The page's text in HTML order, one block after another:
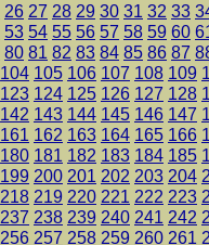
26 27 28 29 30 31 32 33
53 54 55 56 57 58 59 60
80 81 82 83 84 85 86 87
104 105 106 107 108 109
123 124 125 126 127 128
142 143 144 145 146 147
161 162 163 164 165 166
180 181 182 183 184 185
199 200 201 202 203 204
218 219 220 221 222 223
237 238 239 240 241 242
256 257 258 259 260 261